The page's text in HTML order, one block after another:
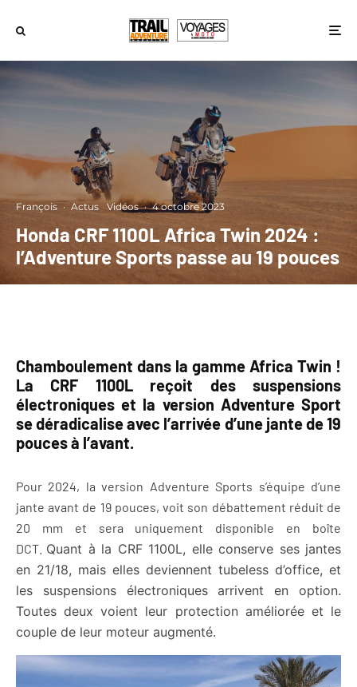
François · Actus Vidéos · 4 octobre 2023
Honda CRF 1100L Africa Twin 2024 :
l’Adventure Sports passe au 19 pouces
Chamboulement dans la gamme Africa Twin !
La CRF 1100L reçoit des suspensions
électroniques et la version Adventure Sport
se déradicalise avec l’arrivée d’une jante de 19
pouces à l’avant.
Pour 2024, la version Adventure Sports s’équipe d’une
jante avant de 19 pouces, voit son débattement réduit de
20 mm et sera uniquement disponible en boîte
DCT. Quant à la CRF 1100L, elle conserve ses jantes
en 21/18, mais elles deviennent tubeless d’office, et
les suspensions électroniques arrivent en option.
Toutes deux voient leur protection améliorée et le
couple de leur moteur augmenté.